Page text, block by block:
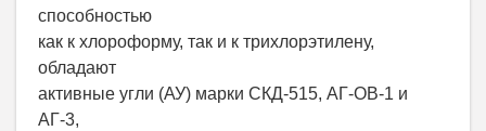
способностью
как к хлороформу, так и к трихлорэтилену,
обладают
активные угли (АУ) марки СКД-515, АГ-ОВ-1 и
АГ-3,